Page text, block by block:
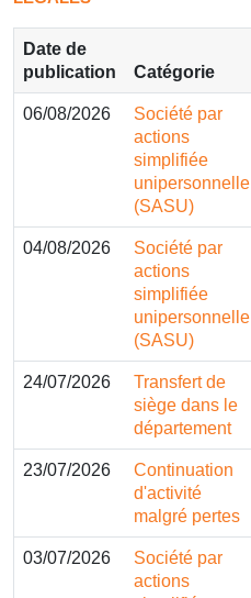
Date de
publication
Catégorie
06/08/2026
Société par
actions
simplifiée
unipersonnelle
(SASU)
04/08/2026
Société par
actions
simplifiée
unipersonnelle
(SASU)
24/07/2026
Transfert de
siège dans le
département
23/07/2026
Continuation
d'activité
malgré pertes
03/07/2026
Société par
actions